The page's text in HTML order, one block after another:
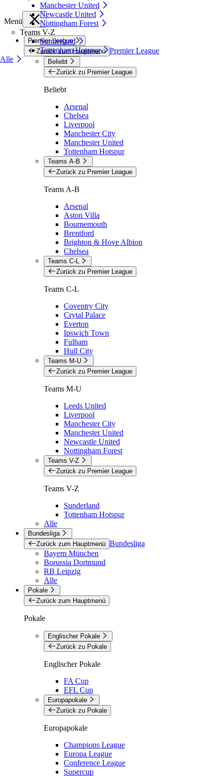
Manchester United
Newcastle United
Nottingham Forest
Teams V-Z
Sunderland
Tottenham Hotspur
Alle
Menü
Premier League
Zurück zum Hauptmenü Premier League
Beliebt
Zurück zu Premier League
Beliebt
Arsenal
Chelsea
Liverpool
Manchester City
Manchester United
Tottenham Hotspur
Teams A-B
Zurück zu Premier League
Teams A-B
Arsenal
Aston Villa
Bournemouth
Brentford
Brighton & Hove Albion
Chelsea
Teams C-L
Zurück zu Premier League
Teams C-L
Coventry City
Crytal Palace
Everton
Ipswich Town
Fulham
Hull City
Teams M-U
Zurück zu Premier League
Teams M-U
Leeds United
Liverpool
Manchester City
Manchester United
Newcastle United
Nottingham Forest
Teams V-Z
Zurück zu Premier League
Teams V-Z
Sunderland
Tottenham Hotspur
Alle
Bundesliga
Zurück zum Hauptmenü Bundesliga
Bayern München
Borussia Dortmund
RB Leipzig
Alle
Pokale
Zurück zum Hauptmenü
Pokale
Englischer Pokale
Zurück zu Pokale
Englischer Pokale
FA Cup
EFL Cup
Europapokale
Zurück zu Pokale
Europapokale
Champions League
Europa League
Conference League
Supercup